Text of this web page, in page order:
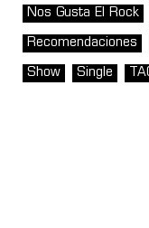
Nos Gusta El Rock
Recomendaciones
Show Single